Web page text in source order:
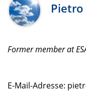
Pietro
Former member at
E-Mail-Adresse: